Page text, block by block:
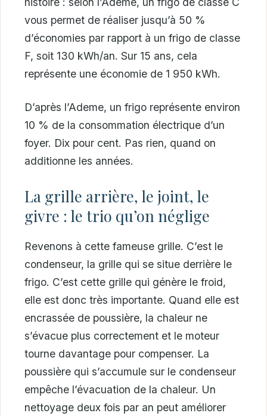
vous permet de réaliser jusqu’à 50 %
d’économies par rapport à un frigo de classe
F, soit 130 kWh/an. Sur 15 ans, cela
représente une économie de 1 950 kWh.
D’après l’Ademe, un frigo représente environ
10 % de la consommation électrique d’un
foyer. Dix pour cent. Pas rien, quand on
additionne les années.
La grille arrière, le joint, le
givre : le trio qu’on néglige
Revenons à cette fameuse grille. C’est le
condenseur, la grille qui se situe derrière le
frigo. C’est cette grille qui génère le froid,
elle est donc très importante. Quand elle est
encrassée de poussière, la chaleur ne
s’évacue plus correctement et le moteur
tourne davantage pour compenser. La
poussière qui s’accumule sur le condenseur
empêche l’évacuation de la chaleur. Un
nettoyage deux fois par an peut améliorer